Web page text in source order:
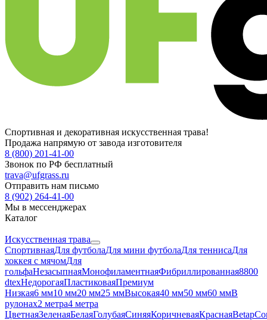
Спортивная и декоративная искусственная трава!
Продажа напрямую от завода изготовителя
8 (800) 201-41-00
Звонок по РФ бесплатный
trava@ufgrass.ru
Отправить нам письмо
8 (902) 264-41-00
Мы в мессенджерах
Каталог
Искусственная трава
СпортивнаяДля футболаДля мини футболаДля теннисаДля
хоккея с мячомДля
гольфаНезасыпнаяМонофиламентнаяФибриллированная8800
dtexНедорогаяПластиковаяПремиум
Низкая6 мм10 мм20 мм25 ммВысокая40 мм50 мм60 ммВ
рулонах2 метра4 метра
ЦветнаяЗеленаяБелаяГолубаяСиняяКоричневаяКраснаяBetap